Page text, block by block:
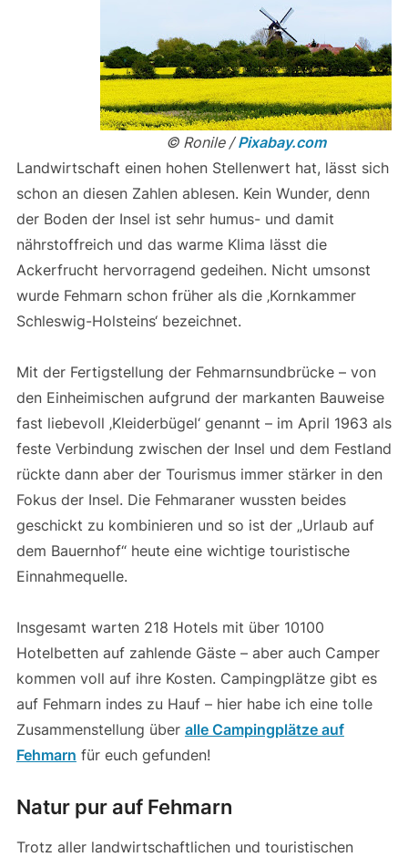
© Ronile /Pixabay.com
Landwirtschaft einen hohen Stellenwert hat, lässt sich
schon an diesen Zahlen ablesen. Kein Wunder, denn
der Boden der Insel ist sehr humus- und damit
nährstoffreich und das warme Klima lässt die
Ackerfrucht hervorragend gedeihen. Nicht umsonst
wurde Fehmarn schon früher als die ‚Kornkammer
Schleswig-Holsteins‘ bezeichnet.
Mit der Fertigstellung der Fehmarnsundbrücke – von
den Einheimischen aufgrund der markanten Bauweise
fast liebevoll ‚Kleiderbügel‘ genannt – im April 1963 als
feste Verbindung zwischen der Insel und dem Festland
rückte dann aber der Tourismus immer stärker in den
Fokus der Insel. Die Fehmaraner wussten beides
geschickt zu kombinieren und so ist der „Urlaub auf
dem Bauernhof“ heute eine wichtige touristische
Einnahmequelle.
Insgesamt warten 218 Hotels mit über 10100
Hotelbetten auf zahlende Gäste – aber auch Camper
kommen voll auf ihre Kosten. Campingplätze gibt es
auf Fehmarn indes zu Hauf – hier habe ich eine tolle
Zusammenstellung über alle Campingplätze auf
Fehmarn für euch gefunden!
Natur pur auf Fehmarn
Trotz aller landwirtschaftlichen und touristischen